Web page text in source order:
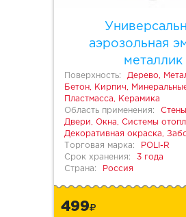
аэрозольная
металлик
Поверхность:
Дерево,
Бетон, Кирпич,
Пластмасса, Керамика
Область применения:
Двери, Окна, Системы
Декоративная окраска,
Торговая марка:
POLI-R
Срок хранения:
3 года
Страна:
Россия
499